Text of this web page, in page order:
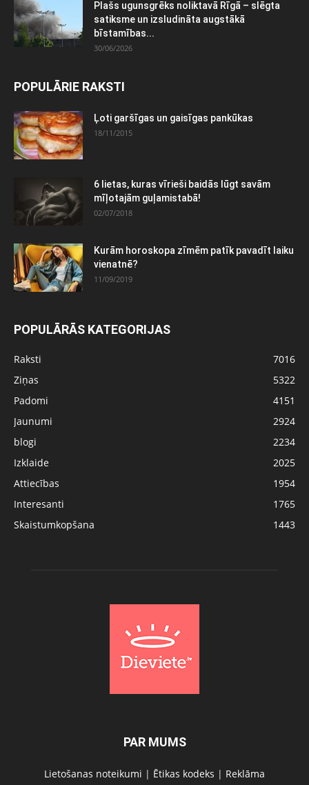
Plašs ugunsgrēks noliktavā Rīgā – slēgta
satiksme un izsludināta augstākā
bīstamības...
30/06/2026
POPULĀRIE RAKSTI
Ļoti garšīgas un gaisīgas pankūkas
18/11/2015
6 lietas, kuras vīrieši baidās lūgt savām
mīļotajām guļamistabā!
02/07/2018
Kurām horoskopa zīmēm patīk pavadīt laiku
vienatnē?
11/09/2019
POPULĀRĀS KATEGORIJAS
Raksti
7016
Ziņas
5322
Padomi
4151
Jaunumi
2924
blogi
2234
Izklaide
2025
Attiecības
1954
Interesanti
1765
Skaistumkopšana
1443
PAR MUMS
Lietošanas noteikumi | Ētikas kodeks | Reklāma